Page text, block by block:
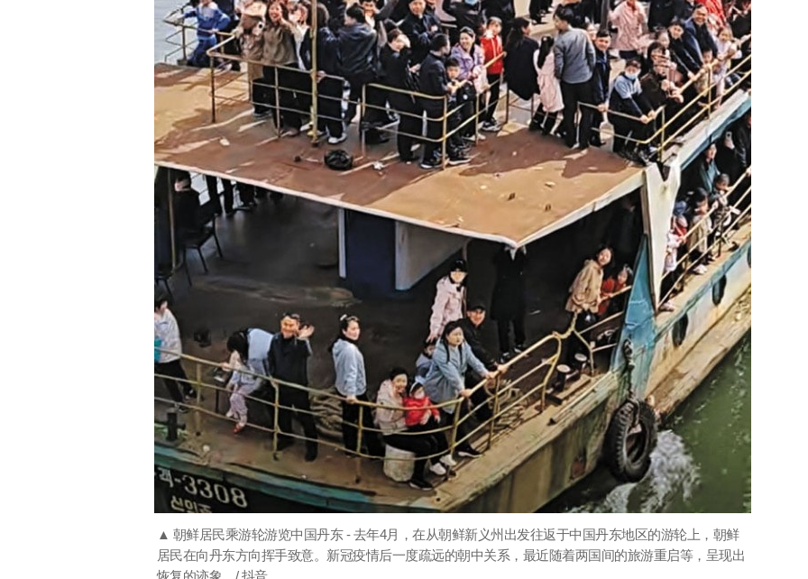
▲ 朝鲜居民乘游轮游览中国丹东 - 去年4月，在从朝鲜新义州出发往返于中国丹东地区的游轮上，朝鲜
居民在向丹东方向挥手致意。新冠疫情后一度疏远的朝中关系，最近随着两国间的旅游重启等，呈现出
恢复的迹象。/ 抖音